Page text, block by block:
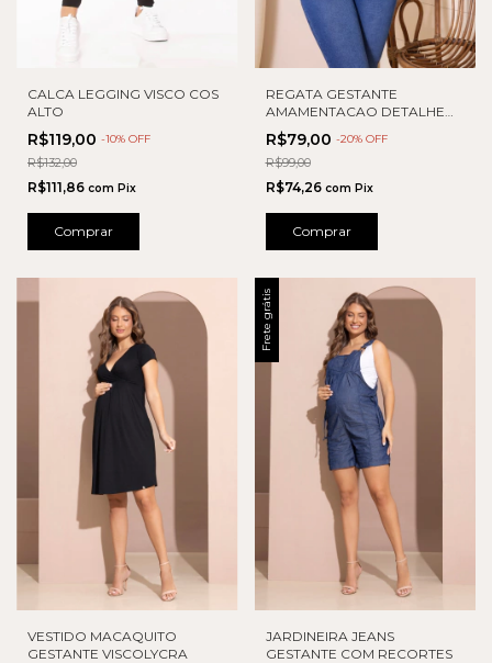
CALCA LEGGING VISCO COS
ALTO
R$119,00 -10% OFF
R$132,00
R$111,86 com Pix
Comprar
REGATA GESTANTE
AMAMENTACAO DETALHE
RENDA
R$79,00 -20% OFF
R$99,00
R$74,26 com Pix
Comprar
VESTIDO MACAQUITO
GESTANTE VISCOLYCRA
Frete grátis
JARDINEIRA JEANS
GESTANTE COM RECORTES